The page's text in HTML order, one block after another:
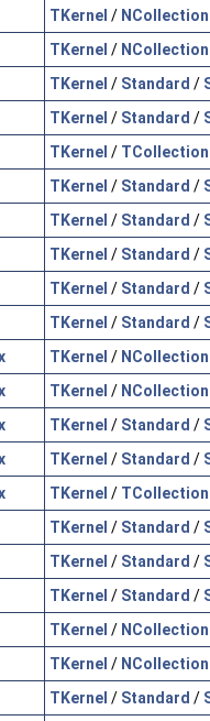
TKernel / NCollection
TKernel / NCollection
TKernel / Standard /
TKernel / Standard /
TKernel / TCollection
TKernel / Standard /
TKernel / Standard /
TKernel / Standard /
TKernel / Standard /
TKernel / Standard /
TKernel / NCollection
TKernel / NCollection
TKernel / Standard /
TKernel / Standard /
TKernel / TCollection
TKernel / Standard /
TKernel / Standard /
TKernel / Standard /
TKernel / NCollection
TKernel / NCollection
TKernel / Standard /